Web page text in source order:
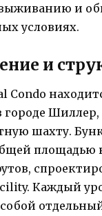
и
условиях.
и
Condo
Шиллер,
шахту.
площадью
Каждый